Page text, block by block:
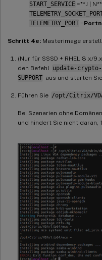
START_SERVICE =**J | N**
TELEMETRY_PORT =
Schritt 4e: Masterimage
(Nur für SSSD + RHEL 8.x/
den Befehl update-
SUPPORT aus und starten
Führen Sie /opt/Citrix/
Bei Szenarien ohne
und hindert Sie nicht daran,